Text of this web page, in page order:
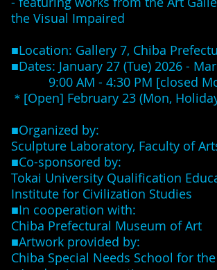
the Visual Impaired
■Location: Gallery 7, Chiba
■Dates: January 27 (Tue) 2026 -
9:00 AM - 4:30 PM [closed
＊[Open] February 23 (Mon,
■Organized by:
Sculpture Laboratory, Faculty of
■Co-sponsored by:
Tokai University Qualification
Institute for Civilization Studies
■In cooperation with:
Chiba Prefectural Museum of Art
■Artwork provided by:
Chiba Special Needs School for